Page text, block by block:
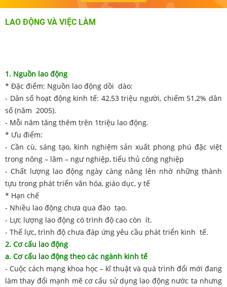
LAO ĐỘNG VÀ VIỆC LÀM
1. Nguồn lao động
* Đặc điểm: Nguồn lao động dồi dào:
- Dân số hoạt động kinh tế: 42,53 triệu người, chiếm 51,2% dân
số (năm 2005).
- Mỗi năm tăng thêm trên 1triệu lao động.
* Ưu điểm:
- Cần cù, sáng tạo, kinh nghiệm sản xuất phong phú đặc việt
trong nông – lâm – ngư nghiệp, tiểu thủ công nghiệp
- Chất lượng lao động ngày càng nâng lên nhờ những thành
tựu trong phát triển văn hóa, giáo dục, y tế
* Hạn chế
- Nhiều lao động chưa qua đào tạo.
- Lực lượng lao động có trình độ cao còn ít.
- Thể lực, trình độ chưa đáp ứng yêu cầu phát triển kinh tế.
2. Cơ cấu lao động
a. Cơ cấu lao động theo các ngành kinh tế
- Cuộc cách mạng khoa học – kĩ thuật và quá trình đổi mới đang
làm thay đổi mạnh mẽ cơ cấu sử dụng lao động nước ta nhưng